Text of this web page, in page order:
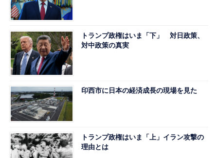
トランプ政権はいま「下」 対日政策、
対中政策の真実
印西市に日本の経済成長の現場を見た
トランプ政権はいま「上」イラン攻撃の
理由とは